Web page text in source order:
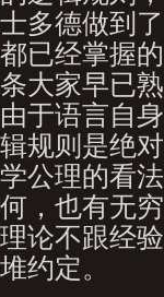
多德做到
已经掌握
大家早已
于语言自
规则是绝
公理的看
，也有无
论不跟经
约定。